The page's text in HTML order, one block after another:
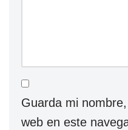
Guarda mi
web en este